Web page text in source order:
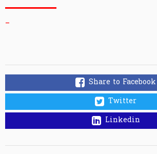
_
Share to Facebook
Twitter
Linkedin